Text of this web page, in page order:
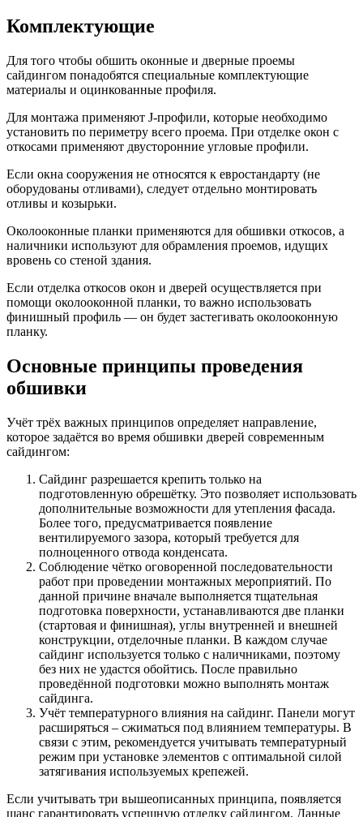
Комплектующие
Для того чтобы обшить оконные и дверные проемы
сайдингом понадобятся специальные комплектующие
материалы и оцинкованные профиля.
Для монтажа применяют J-профили, которые необходимо
установить по периметру всего проема. При отделке окон с
откосами применяют двусторонние угловые профили.
Если окна сооружения не относятся к евростандарту (не
оборудованы отливами), следует отдельно монтировать
отливы и козырьки.
Околооконные планки применяются для обшивки откосов, а
наличники используют для обрамления проемов, идущих
вровень со стеной здания.
Если отделка откосов окон и дверей осуществляется при
помощи околооконной планки, то важно использовать
финишный профиль — он будет застегивать околооконную
планку.
Основные принципы проведения
обшивки
Учёт трёх важных принципов определяет направление,
которое задаётся во время обшивки дверей современным
сайдингом:
Сайдинг разрешается крепить только на
подготовленную обрешётку. Это позволяет использовать
дополнительные возможности для утепления фасада.
Более того, предусматривается появление
вентилируемого зазора, который требуется для
полноценного отвода конденсата.
Соблюдение чётко оговоренной последовательности
работ при проведении монтажных мероприятий. По
данной причине вначале выполняется тщательная
подготовка поверхности, устанавливаются две планки
(стартовая и финишная), углы внутренней и внешней
конструкции, отделочные планки. В каждом случае
сайдинг используется только с наличниками, поэтому
без них не удастся обойтись. После правильно
проведённой подготовки можно выполнять монтаж
сайдинга.
Учёт температурного влияния на сайдинг. Панели могут
расширяться – сжиматься под влиянием температуры. В
связи с этим, рекомендуется учитывать температурный
режим при установке элементов с оптимальной силой
затягивания используемых крепежей.
Если учитывать три вышеописанных принципа, появляется
шанс гарантировать успешную отделку сайдингом. Данные